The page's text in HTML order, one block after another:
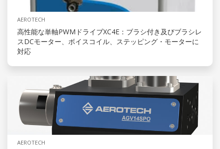
AEROTECH
高性能な単軸PWMドライブXC4E：ブラシ付き及びブラシレ
スDCモーター、ボイスコイル、ステッピング・モーターに
対応
AEROTECH